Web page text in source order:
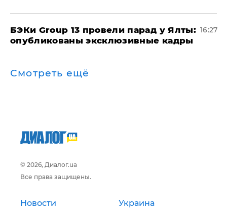
​БЭКи Group 13 провели парад у Ялты:
опубликованы эксклюзивные кадры
16:27
Смотреть ещё
© 2026, Диалог.ua
Все права защищены.
Новости Украина